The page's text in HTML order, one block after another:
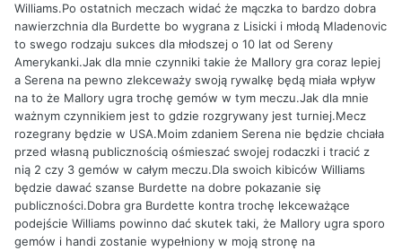
Williams.Po ostatnich meczach widać że mączka to bardzo dobra
nawierzchnia dla Burdette bo wygrana z Lisicki i młodą Mladenovic
to swego rodzaju sukces dla młodszej o 10 lat od Sereny
Amerykanki.Jak dla mnie czynniki takie że Mallory gra coraz lepiej
a Serena na pewno zlekceważy swoją rywalkę będą miała wpływ
na to że Mallory ugra trochę gemów w tym meczu.Jak dla mnie
ważnym czynnikiem jest to gdzie rozgrywany jest turniej.Mecz
rozegrany będzie w USA.Moim zdaniem Serena nie będzie chciała
przed własną publicznością ośmieszać swojej rodaczki i tracić z
nią 2 czy 3 gemów w całym meczu.Dla swoich kibiców Williams
będzie dawać szanse Burdette na dobre pokazanie się
publiczności.Dobra gra Burdette kontra trochę lekceważące
podejście Williams powinno dać skutek taki, że Mallory ugra sporo
gemów i handi zostanie wypełniony w moją stronę na